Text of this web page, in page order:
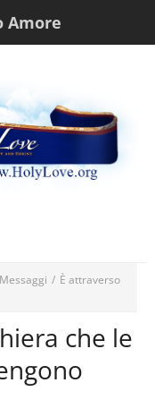
/ È attraverso
che le
Amore